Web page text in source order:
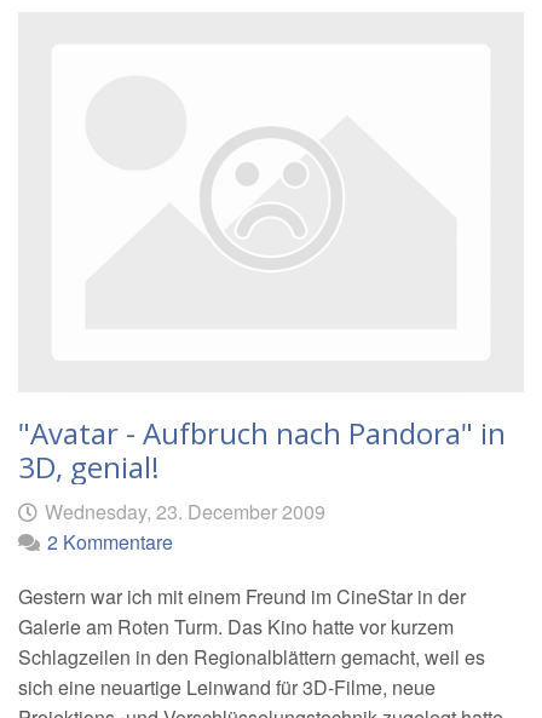
"Avatar - Aufbruch nach Pandora" in
3D, genial!
Geschrieben
von
am Wednesday, 23. December 2009
2 Kommentare
Gestern war ich mit einem Freund im CineStar in der
Galerie am Roten Turm. Das Kino hatte vor kurzem
Schlagzeilen in den Regionalblättern gemacht, weil es
sich eine neuartige Leinwand für 3D-Filme, neue